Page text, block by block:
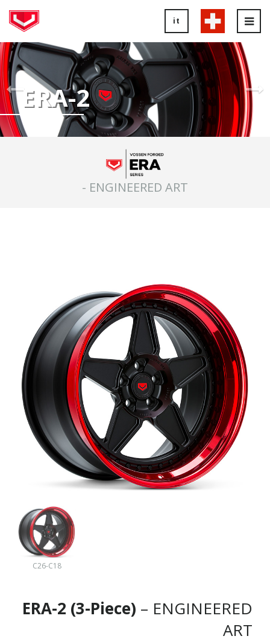
it
ERA-2
Previous
Slide
- ENGINEERED ART
C26-C18
ERA-2 (3-Piece) – ENGINEERED
ART